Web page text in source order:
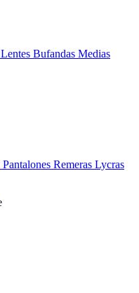
Lentes Bufandas Medias
Remeras Lycras